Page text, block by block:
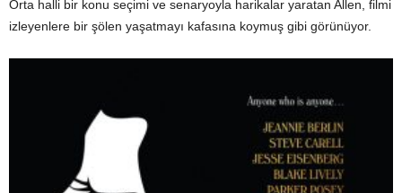
Orta halli bir konu seçimi ve senaryoyla harikalar yaratan Allen, filmi
izleyenlere bir şölen yaşatmayı kafasına koymuş gibi görünüyor.